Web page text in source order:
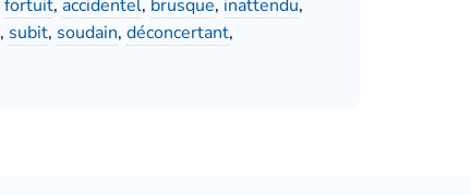
fortuit, accidentel, brusque, inattendu,
, subit, soudain, déconcertant,